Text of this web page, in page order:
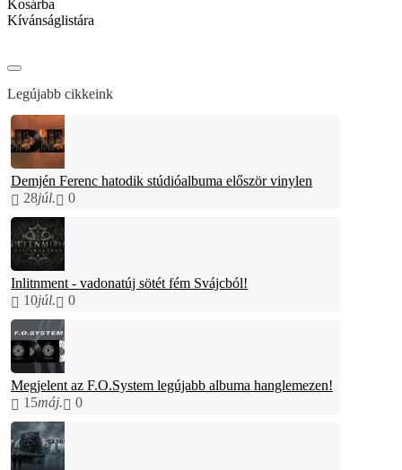
Kosárba
Kívánságlistára
Legújabb cikkeink
Demjén Ferenc hatodik stúdióalbuma először vinylen
28júl. 0
Inlitnment - vadonatúj sötét fém Svájcból!
10júl. 0
Megjelent az F.O.System legújabb albuma hanglemezen!
15máj. 0